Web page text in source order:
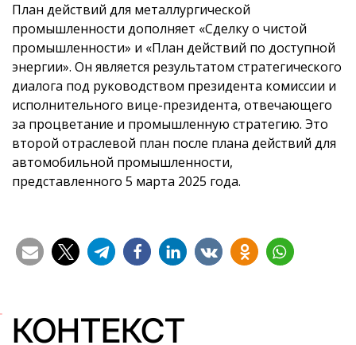
План действий для металлургической
промышленности дополняет «Сделку о чистой
промышленности» и «План действий по доступной
энергии». Он является результатом стратегического
диалога под руководством президента комиссии и
исполнительного вице-президента, отвечающего
за процветание и промышленную стратегию. Это
второй отраслевой план после плана действий для
автомобильной промышленности,
представленного 5 марта 2025 года.
КОНТЕКСТ